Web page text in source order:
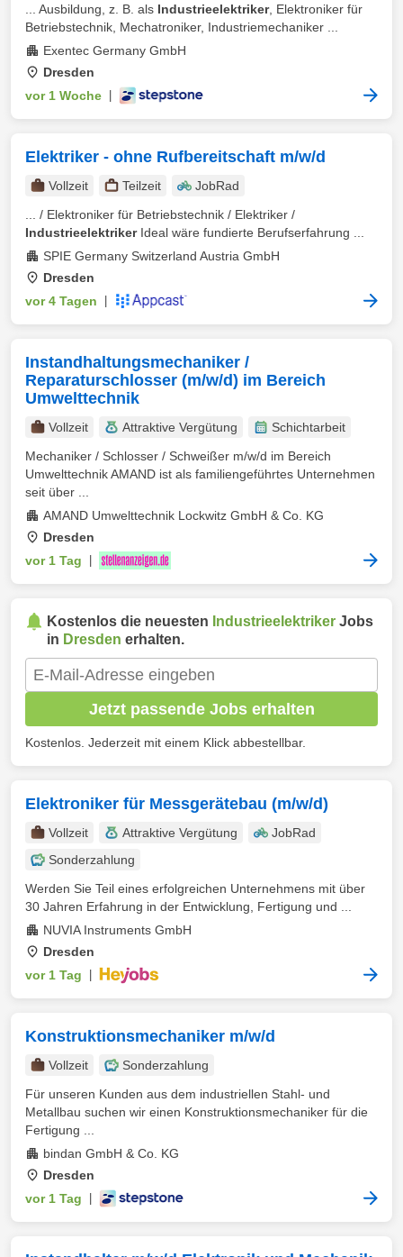
... Ausbildung, z. B. als Industrieelektriker, Elektroniker für
Betriebstechnik, Mechatroniker, Industriemechaniker ...
Exentec Germany GmbH
Dresden
vor 1 Woche
Elektriker - ohne Rufbereitschaft m/w/d
Vollzeit Teilzeit
JobRad
... / Elektroniker für Betriebstechnik / Elektriker /
IndustrieelektrikerIdeal wäre fundierte Berufserfahrung ...
SPIE Germany Switzerland Austria GmbH
Dresden
vor 4 Tagen
Instandhaltungsmechaniker /
Reparaturschlosser (m/w/d) im Bereich
Umwelttechnik
Vollzeit Attraktive Vergütung
Schichtarbeit
Mechaniker / Schlosser / Schweißer m/w/d im Bereich
Umwelttechnik AMAND ist als familiengeführtes Unternehmen
seit über ...
AMAND Umwelttechnik Lockwitz GmbH & Co. KG
Dresden
vor 1 Tag
Kostenlos die neuesten Industrieelektriker Jobs
in Dresden erhalten.
Jetzt passende Jobs erhalten
Kostenlos. Jederzeit mit einem Klick abbestellbar.
Elektroniker für Messgerätebau (m/w/d)
Vollzeit Attraktive Vergütung
JobRad
Sonderzahlung
Werden Sie Teil eines erfolgreichen Unternehmens mit über
30 Jahren Erfahrung in der Entwicklung, Fertigung und ...
NUVIA Instruments GmbH
Dresden
vor 1 Tag
Konstruktionsmechaniker m/w/d
Vollzeit
Sonderzahlung
Für unseren Kunden aus dem industriellen Stahl- und
Metallbau suchen wir einen Konstruktionsmechaniker für die
Fertigung ...
bindan GmbH & Co. KG
Dresden
vor 1 Tag